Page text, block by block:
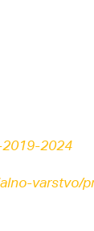
2024
varstvo/